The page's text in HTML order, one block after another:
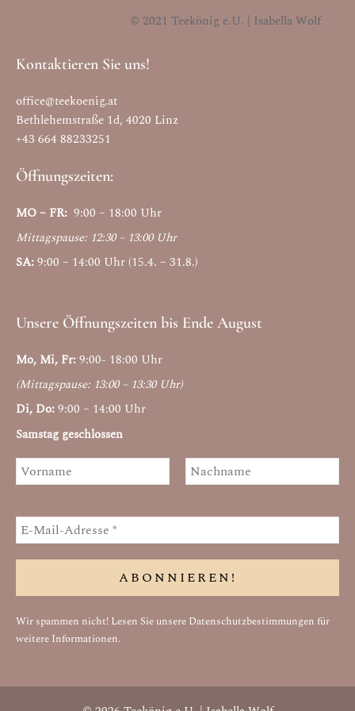
© 2021 Teekönig e.U. | Isabella Wolf
Kontaktieren Sie uns!
office@teekoenig.at
Bethlehemstraße 1d, 4020 Linz
+43 664 88233251
Öffnungszeiten:
MO – FR: 9:00 – 18:00 Uhr
Mittagspause: 12:30 – 13:00 Uhr
SA:9:00 – 14:00 Uhr (15.4. – 31.8.)
Unsere Öffnungszeiten bis Ende August
Mo, Mi, Fr:9:00- 18:00 Uhr
(Mittagspause: 13:00 – 13:30 Uhr)
Di, Do:9:00 – 14:00 Uhr
Samstag geschlossen
Wir spammen nicht! Lesen Sie unsere Datenschutzbestimmungen für
weitere Informationen.